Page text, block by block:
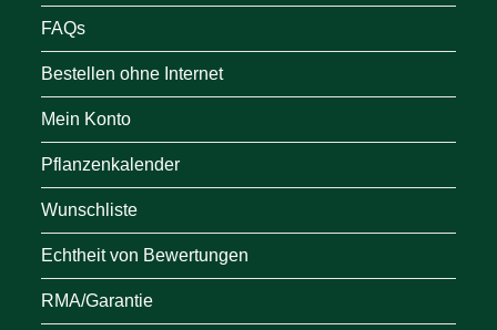
FAQs
Bestellen ohne Internet
Mein Konto
Pflanzenkalender
Wunschliste
Echtheit von Bewertungen
RMA/Garantie